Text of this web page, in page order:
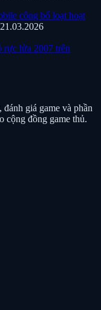
công bố loạt hoạt
rực lửa 2007 trên
giá game và phần
cộng đồng game thủ.